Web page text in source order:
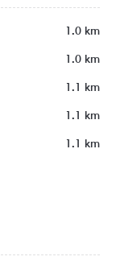
1.0 km
1.0 km
1.1 km
1.1 km
1.1 km